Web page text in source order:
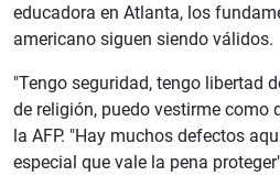
educadora en Atlanta, los
americano siguen siendo válidos.
"Tengo seguridad, tengo libertad
de religión, puedo vestirme como
la AFP. "Hay muchos defectos
especial que vale la pena